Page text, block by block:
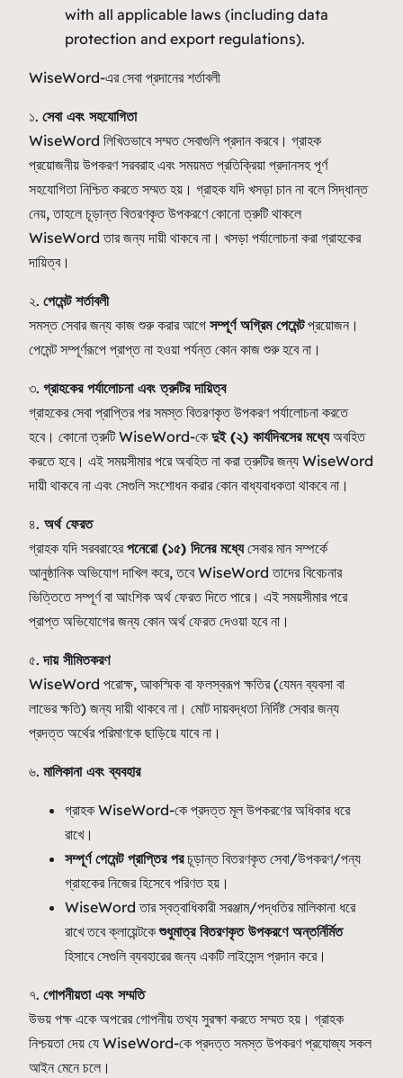
with all applicable laws (including data
protection and export regulations).
WiseWord-এর সেবা প্রদানের শর্তাবলী
১. সেবা এবং সহযোগিতা
WiseWord লিখিতভাবে সম্মত সেবাগুলি প্রদান করবে। গ্রাহক
প্রয়োজনীয় উপকরণ সরবরাহ এবং সময়মত প্রতিক্রিয়া প্রদানসহ পূর্ণ
সহযোগিতা নিশ্চিত করতে সম্মত হয়। গ্রাহক যদি খসড়া চান না বলে সিদ্ধান্ত
নেয়, তাহলে চূড়ান্ত বিতরণকৃত উপকরণে কোনো ত্রুটি থাকলে
WiseWord তার জন্য দায়ী থাকবে না। খসড়া পর্যালোচনা করা গ্রাহকের
দায়িত্ব।
২. পেমেন্ট শর্তাবলী
সমস্ত সেবার জন্য কাজ শুরু করার আগে সম্পূর্ণ অগ্রিম পেমেন্টপ্রয়োজন।
পেমেন্ট সম্পূর্ণরূপে প্রাপ্ত না হওয়া পর্যন্ত কোন কাজ শুরু হবে না।
৩. গ্রাহকের পর্যালোচনা এবং ত্রুটির দায়িত্ব
গ্রাহকের সেবা প্রাপ্তির পর সমস্ত বিতরণকৃত উপকরণ পর্যালোচনা করতে
হবে। কোনো ত্রুটি WiseWord-কে দুই (২) কার্যদিবসের মধ্যেঅবহিত
করতে হবে। এই সময়সীমার পরে অবহিত না করা ত্রুটির জন্য WiseWord
দায়ী থাকবে না এবং সেগুলি সংশোধন করার কোন বাধ্যবাধকতা থাকবে না।
৪. অর্থ ফেরত
গ্রাহক যদি সরবরাহেরপনেরো (১৫) দিনের মধ্যেসেবার মান সম্পর্কে
আনুষ্ঠানিক অভিযোগ দাখিল করে, তবে WiseWord তাদের বিবেচনার
ভিত্তিতে সম্পূর্ণ বা আংশিক অর্থ ফেরত দিতে পারে। এই সময়সীমার পরে
প্রাপ্ত অভিযোগের জন্য কোন অর্থ ফেরত দেওয়া হবে না।
৫.দায় সীমিতকরণ
WiseWord পরোক্ষ, আকস্মিক বা ফলস্বরূপ ক্ষতির (যেমন ব্যবসা বা
লাভের ক্ষতি) জন্য দায়ী থাকবে না। মোট দায়বদ্ধতা নির্দিষ্ট সেবার জন্য
প্রদত্ত অর্থের পরিমাণকে ছাড়িয়ে যাবে না।
৬. মালিকানা এবং ব্যবহার
গ্রাহক WiseWord-কে প্রদত্ত মূল উপকরণের অধিকার ধরে
রাখে।
সম্পূর্ণ পেমেন্ট প্রাপ্তির পরচূড়ান্ত বিতরণকৃত সেবা/উপকরণ/পন্য
গ্রাহকের নিজের হিসেবে পরিণত হয়।
WiseWord তার স্বত্বাধিকারী সরঞ্জাম/পদ্ধতির মালিকানা ধরে
রাখে তবে ক্লায়েন্টকেশুধুমাত্র বিতরণকৃত উপকরণে অন্তর্নির্মিত
হিসাবে সেগুলি ব্যবহারের জন্য একটি লাইসেন্স প্রদান করে।
৭. গোপনীয়তা এবং সম্মতি
উভয় পক্ষ একে অপরের গোপনীয় তথ্য সুরক্ষা করতে সম্মত হয়। গ্রাহক
নিশ্চয়তা দেয় যে WiseWord-কে প্রদত্ত সমস্ত উপকরণ প্রযোজ্য সকল
আইন মেনে চলে।